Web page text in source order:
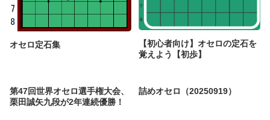
オセロ定石集
【初心者向け】オセロの定石を
覚えよう【初歩】
第47回世界オセロ選手権大会、
栗田誠矢九段が2年連続優勝！
詰めオセロ（20250919）